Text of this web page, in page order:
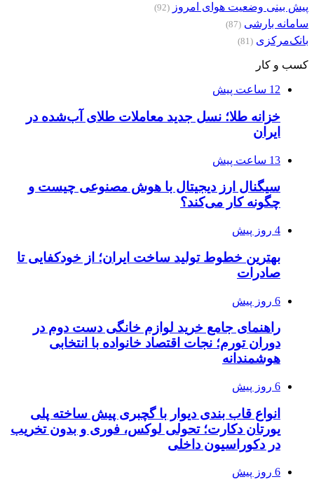
پیش بینی وضعیت هوای امروز (92)
سامانه بارشی (87)
بانک‌مرکزی (81)
کسب و کار
12 ساعت پیش
خزانه طلا؛ نسل جدید معاملات طلای آب‌شده در
ایران
13 ساعت پیش
سیگنال ارز دیجیتال با هوش مصنوعی چیست و
چگونه کار می‌کند؟
4 روز پیش
بهترین خطوط تولید ساخت ایران؛ از خودکفایی تا
صادرات
6 روز پیش
راهنمای جامع خرید لوازم خانگی دست دوم در
دوران تورم؛ نجات اقتصاد خانواده با انتخابی
هوشمندانه
6 روز پیش
انواع قاب بندی دیوار با گچبری پیش ساخته پلی
یورتان دکارت؛ تحولی لوکس، فوری و بدون تخریب
در دکوراسیون داخلی
6 روز پیش